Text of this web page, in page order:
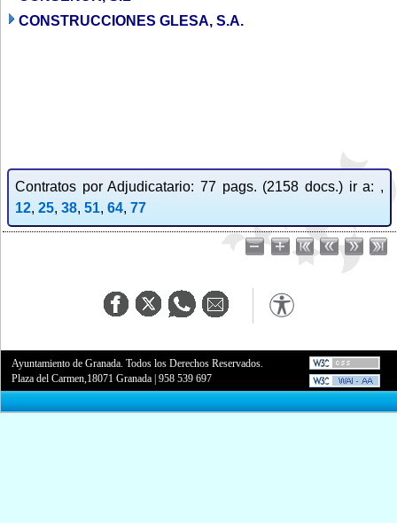
CONSTRUCCIONES GLESA, S.A.
Contratos por Adjudicatario: 77 pags. (2158 docs.) ir a: ,
12, 25, 38, 51, 64, 77
Ayuntamiento de Granada. Todos los Derechos Reservados.
Plaza del Carmen,18071 Granada |958 539 697